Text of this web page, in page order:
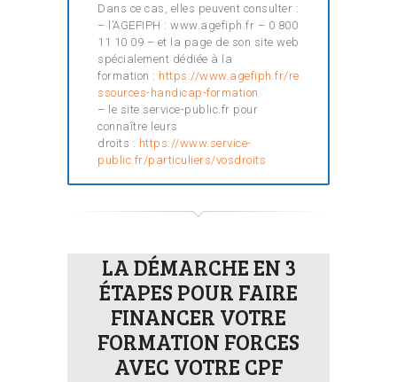
Dans ce cas, elles peuvent consulter :
– l’AGEFIPH : www.agefiph.fr – 0 800
11 10 09 – et la page de son site web
spécialement dédiée à la
formation : https://www.agefiph.fr/re
ssources-handicap-formation
– le site service-public.fr pour
connaître leurs
droits : https://www.service-
public.fr/particuliers/vosdroits
LA DÉMARCHE EN 3
ÉTAPES POUR FAIRE
FINANCER VOTRE
FORMATION FORCES
AVEC VOTRE CPF